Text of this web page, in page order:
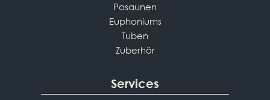
Posaunen
Euphoniums
Tuben
Zuberhör
Services